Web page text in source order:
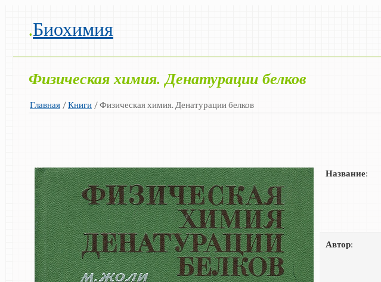
.Биохимия
Физическая химия. Денатурации белков
Главная /Книги / Физическая химия. Денатурации белков
Название:
Автор: